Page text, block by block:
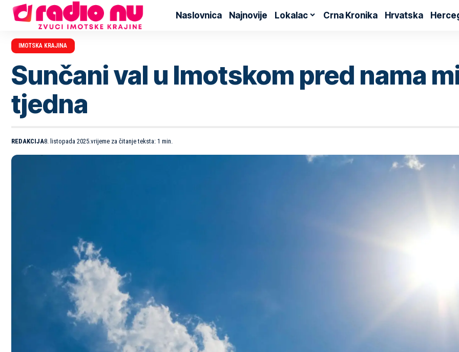
Naslovnica Najnovije Lokalac Crna Kronika Hrvatska
IMOTSKA KRAJINA
Sunčani val u Imotskom pred nama
tjedna
REDAKCIJA8. listopada 2025. vrijeme za čitanje teksta: 1 min.